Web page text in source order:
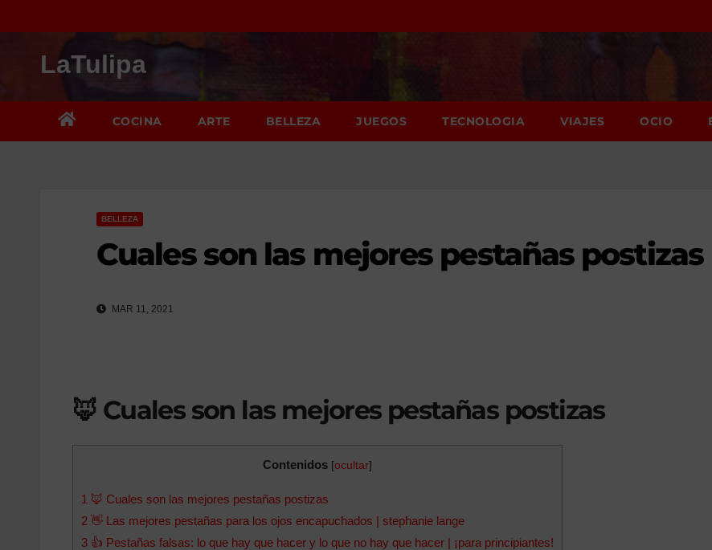
al
contenidoLaTulipa
COCINA ARTE BELLEZA JUEGOS TECNOLOGIA VIAJES OCIO
BELLEZA
Cuales son las mejores pestañas postizas
MAR 11, 2021
🦊 Cuales son las mejores pestañas postizas
Contenidos [ocultar]
1 🦊 Cuales son las mejores pestañas postizas
2 👋 Las mejores pestañas para los ojos encapuchados | stephanie lange
3 👍 Pestañas falsas: lo que hay que hacer y lo que no hay que hacer | ¡para principiantes!